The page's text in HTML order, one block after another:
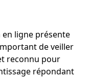
ligne présente
de veiller
reconnu pour
répondant